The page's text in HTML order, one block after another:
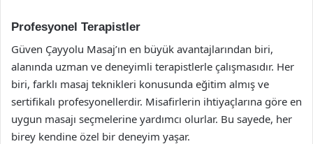
Profesyonel Terapistler
Güven Çayyolu Masaj’ın en büyük avantajlarından biri,
alanında uzman ve deneyimli terapistlerle çalışmasıdır. Her
biri, farklı masaj teknikleri konusunda eğitim almış ve
sertifikalı profesyonellerdir. Misafirlerin ihtiyaçlarına göre en
uygun masajı seçmelerine yardımcı olurlar. Bu sayede, her
birey kendine özel bir deneyim yaşar.